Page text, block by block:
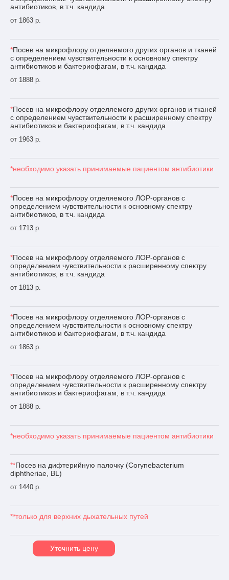
антибиотиков, в т.ч. кандида
от 1863 р.
*Посев на микрофлору отделяемого других органов и тканей
с определением чувствительности к основному спектру
антибиотиков и бактериофагам, в т.ч. кандида
от 1888 р.
*Посев на микрофлору отделяемого других органов и тканей
с определением чувствительности к расширенному спектру
антибиотиков и бактериофагам, в т.ч. кандида
от 1963 р.
*необходимо указать принимаемые пациентом антибиотики
*Посев на микрофлору отделяемого ЛОР-органов с
определением чувствительности к основному спектру
антибиотиков, в т.ч. кандида
от 1713 р.
*Посев на микрофлору отделяемого ЛОР-органов с
определением чувствительности к расширенному спектру
антибиотиков, в т.ч. кандида
от 1813 р.
*Посев на микрофлору отделяемого ЛОР-органов с
определением чувствительности к основному спектру
антибиотиков и бактериофагам, в т.ч. кандида
от 1863 р.
*Посев на микрофлору отделяемого ЛОР-органов с
определением чувствительности к расширенному спектру
антибиотиков и бактериофагам, в т.ч. кандида
от 1888 р.
*необходимо указать принимаемые пациентом антибиотики
**Посев на дифтерийную палочку (Corynebacterium
diphtheriae, BL)
от 1440 р.
**только для верхних дыхательных путей
Уточнить цену